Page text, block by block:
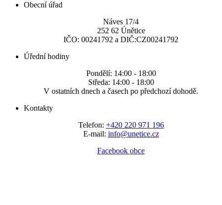
Obecní úřad
Náves 17/4
252 62 Únětice
IČO: 00241792 a DIČ:CZ00241792
Úřední hodiny
Pondělí: 14:00 - 18:00
Středa: 14:00 - 18:00
V ostatních dnech a časech po předchozí dohodě.
Kontakty
Telefon: +420 220 971 196
E-mail: info@unetice.cz
Facebook obce